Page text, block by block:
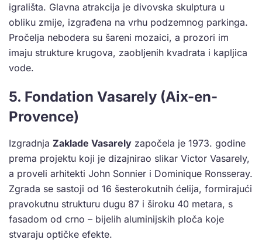
igrališta. Glavna atrakcija je divovska skulptura u
obliku zmije, izgrađena na vrhu podzemnog parkinga.
Pročelja nebodera su šareni mozaici, a prozori im
imaju strukture krugova, zaobljenih kvadrata i kapljica
vode.
5. Fondation Vasarely (Aix-en-
Provence)
Izgradnja Zaklade Vasarely započela je 1973. godine
prema projektu koji je dizajnirao slikar Victor Vasarely,
a proveli arhitekti John Sonnier i Dominique Ronsseray.
Zgrada se sastoji od 16 šesterokutnih ćelija, formirajući
pravokutnu strukturu dugu 87 i široku 40 metara, s
fasadom od crno – bijelih aluminijskih ploča koje
stvaraju optičke efekte.